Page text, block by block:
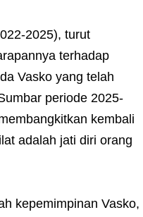
2025), turut
terhadap
Vasko yang telah
periode 2025-
kembali
adalah jati diri orang
kepemimpinan Vasko,